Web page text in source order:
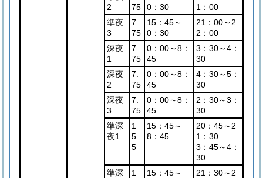
2
75
0：30
1：00
準夜
3
7.
75
15：45～
0：30
21：00～2
2：00
深夜
1
7.
75
0：00～8：
45
3：30～4：
30
深夜
2
7.
75
0：00～8：
45
4：30～5：
30
深夜
3
7.
75
0：00～8：
45
2：30～3：
30
準深
夜1
1
5.
5
15：45～
8：45
20：45～2
1：30
3：45～4：
30
準深
1
15：45～
21：30～2